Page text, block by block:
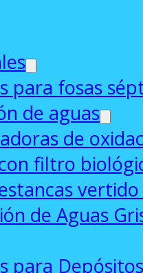
para fosas
de aguas
de
filtro
de Aguas
para Depósitos